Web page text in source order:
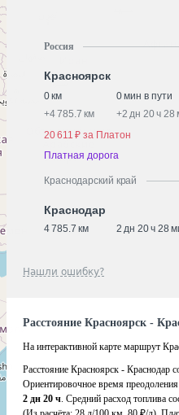
Россия
Красноярск
0 км
0 мин в пути
+4 785.7 км +2 дн 20 ч 28
20 611 ₽ за Платон
Платная дорога
Краснодарский край
Краснодар
4 785.7 км 2 дн 20 ч 28
Нашли ошибку?
Расстояние Красноярск -
На интерактивной карте маршрут
Расстояние Красноярск - Краснодар
Ориентировочное время
2 дн 20 ч. Средний расход топлива